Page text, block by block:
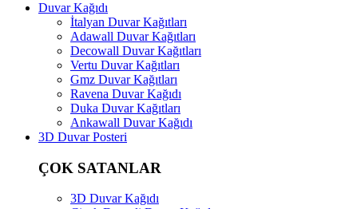
Duvar Kağıdı
İtalyan Duvar Kağıtları
Adawall Duvar Kağıtları
Decowall Duvar Kağıtları
Vertu Duvar Kağıtları
Gmz Duvar Kağıtları
Ravena Duvar Kağıdı
Duka Duvar Kağıtları
Ankawall Duvar Kağıdı
3D Duvar Posteri
ÇOK SATANLAR
3D Duvar Kağıdı